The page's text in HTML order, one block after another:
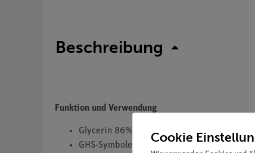
Beschreibung
Funktion und Verwendung
Glycerin 86% reinst
GHS-Symbole(s): -
Cookie